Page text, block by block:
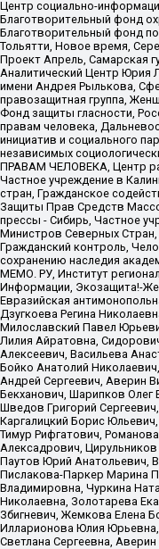
Центр социально-
Благотворительный фонд
Благотворительный фонд
Тольятти, Новое время,
Проект Апрель, Самарская
Аналитический Центр Юрия
имени Андрея Рылькова,
правозащитная группа,
Фонд защиты гласности,
правам человека,
инициатив и социального
независимых
ПРАВАМ ЧЕЛОВЕКА, Центр
Частное учреждение в
стран, Гражданское
Защиты Прав Средств
прессы - Сибирь, Частное
Министров Северных
Гражданский контроль,
сохранению наследия
МЕМО. РУ, Институт
Информации, Экозащита!-
Евразийская
Дзугкоева Регина
Милославский Павел
Лилия Айратовна,
Алексеевич, Васильева
Бойко Анатолий
Андрей Сергеевич, Аверин
Бекханович, Шарипков
Шведов Григорий
Каргалицкий Борис
Тимур Рифгатович,
Алексадрович,
Паутов Юрий Анатольевич,
Пислакова-Паркер Марина
Владимировна, Чуркина
Николаевна, Золотарева
Збигневич, Жемкова Елена
Илларионова Юлия
Светлана Сергеевна,